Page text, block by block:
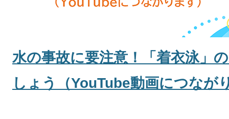
(仮称)南部地域拠点防災コミ
点の応募の中から「みんなの